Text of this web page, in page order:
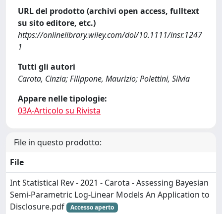
URL del prodotto (archivi open access, fulltext
su sito editore, etc.)
https://onlinelibrary.wiley.com/doi/10.1111/insr.1247
1
Tutti gli autori
Carota, Cinzia; Filippone, Maurizio; Polettini, Silvia
Appare nelle tipologie:
03A-Articolo su Rivista
File in questo prodotto:
File
Int Statistical Rev - 2021 - Carota - Assessing Bayesian
Semi‐Parametric Log‐Linear Models An Application to
Disclosure.pdf
Accesso aperto